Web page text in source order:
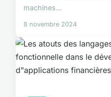
machines...
8 novembre 2024